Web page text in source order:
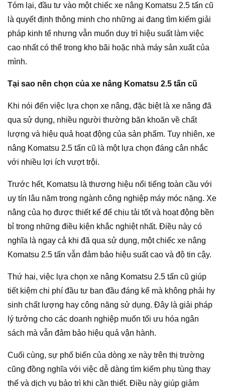
Tóm lại, đầu tư vào một chiếc xe nâng Komatsu 2.5 tấn cũ
là quyết định thông minh cho những ai đang tìm kiếm giải
pháp kinh tế nhưng vẫn muốn duy trì hiệu suất làm việc
cao nhất có thể trong kho bãi hoặc nhà máy sản xuất của
mình.
Tại sao nên chọn của xe nâng Komatsu 2.5 tấn cũ
Khi nói đến việc lựa chọn xe nâng, đặc biệt là xe nâng đã
qua sử dụng, nhiều người thường băn khoăn về chất
lượng và hiệu quả hoạt động của sản phẩm. Tuy nhiên, xe
nâng Komatsu 2.5 tấn cũ là một lựa chọn đáng cân nhắc
với nhiều lợi ích vượt trội.
Trước hết, Komatsu là thương hiệu nổi tiếng toàn cầu với
uy tín lâu năm trong ngành công nghiệp máy móc nặng. Xe
nâng của họ được thiết kế để chịu tải tốt và hoạt động bền
bỉ trong những điều kiện khắc nghiệt nhất. Điều này có
nghĩa là ngay cả khi đã qua sử dụng, một chiếc xe nâng
Komatsu 2.5 tấn vẫn đảm bảo hiệu suất cao và độ tin cậy.
Thứ hai, việc lựa chọn xe nâng Komatsu 2.5 tấn cũ giúp
tiết kiệm chi phí đầu tư ban đầu đáng kể mà không phải hy
sinh chất lượng hay công năng sử dụng. Đây là giải pháp
lý tưởng cho các doanh nghiệp muốn tối ưu hóa ngân
sách mà vẫn đảm bảo hiệu quả vận hành.
Cuối cùng, sự phổ biến của dòng xe này trên thị trường
cũng đồng nghĩa với việc dễ dàng tìm kiếm phụ tùng thay
thế và dịch vụ bảo trì khi cần thiết. Điều này giúp giảm